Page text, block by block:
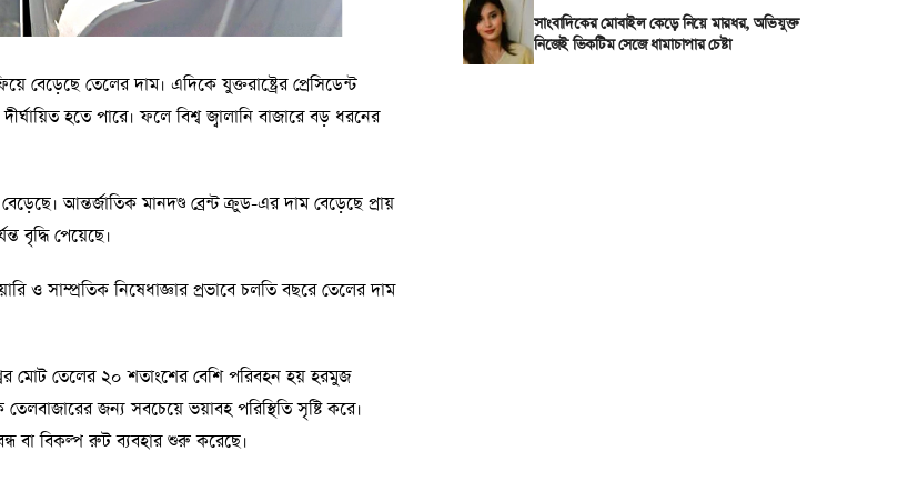
বেড়েছে তেলের দাম। এদিকে যুক্তরাষ্ট্রের প্রেসিডেন্ট
হতে পারে। ফলে বিশ্ব জ্বালানি বাজারে বড় ধরনের
আন্তর্জাতিক মানদণ্ড ব্রেন্ট ক্রুড-এর দাম বেড়েছে প্রায়
বৃদ্ধি পেয়েছে।
ও সাম্প্রতিক নিষেধাজ্ঞার প্রভাবে চলতি বছরে তেলের দাম
মোট তেলের ২০ শতাংশের বেশি পরিবহন হয় হরমুজ
জন্য সবচেয়ে ভয়াবহ পরিস্থিতি সৃষ্টি করে।
বা বিকল্প রুট ব্যবহার শুরু করেছে।
সাংবাদিকের মোবাইল কেড়ে নিয়ে মারধর, অভিযুক্ত
নিজেই ভিকটিম সেজে ধামাচাপার চেষ্টা